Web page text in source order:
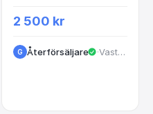
2 500 kr
G Återförsäljare · VastraGotaland